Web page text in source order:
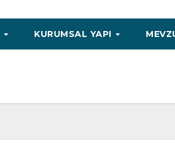
KURUMSAL YAPI